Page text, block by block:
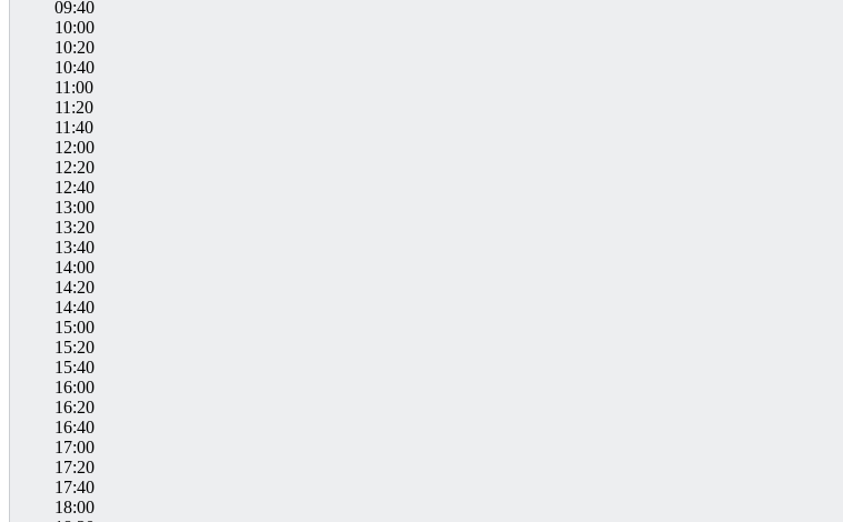
09:40
10:00
10:20
10:40
11:00
11:20
11:40
12:00
12:20
12:40
13:00
13:20
13:40
14:00
14:20
14:40
15:00
15:20
15:40
16:00
16:20
16:40
17:00
17:20
17:40
18:00